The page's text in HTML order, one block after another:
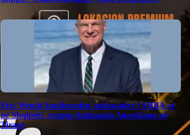
Eric Wendt konfirmohet ambasador i SHBA-së
në Shqipëri, reagon Ambasada Amerikane në
Tiranë